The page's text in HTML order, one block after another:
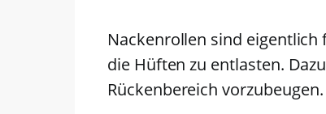
Nackenrollen sind eigentlich
die Hüften zu entlasten.
Rückenbereich vorzubeugen.